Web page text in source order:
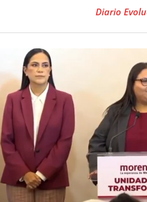
Diario